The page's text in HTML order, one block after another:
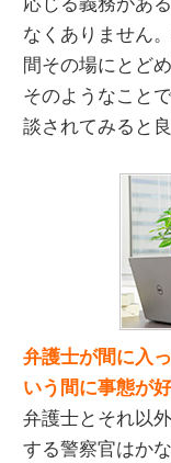
なくありません
間その場にとど
そのようなこと
談されてみると
弁護士が間に入
いう間に事態が
弁護士とそれ以
する警察官はか